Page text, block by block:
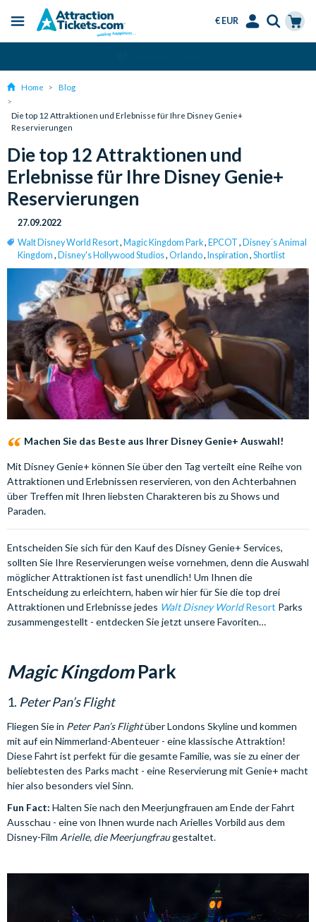
content
Menu
€ EUR
Home Blog
Die top 12 Attraktionen und Erlebnisse für Ihre Disney Genie+
Reservierungen
Die top 12 Attraktionen und
Erlebnisse für Ihre Disney Genie+
Reservierungen
27.09.2022
Walt Disney World Resort, Magic Kingdom Park, EPCOT , Disney´s Animal
Kingdom , Disney's Hollywood Studios, Orlando, Inspiration , Shortlist
Machen Sie das Beste aus Ihrer Disney Genie+ Auswahl!
Mit Disney Genie+ können Sie über den Tag verteilt eine Reihe von
Attraktionen und Erlebnissen reservieren, von den Achterbahnen
über Treffen mit Ihren liebsten Charakteren bis zu Shows und
Paraden.
Entscheiden Sie sich für den Kauf des Disney Genie+ Services,
sollten Sie Ihre Reservierungen weise vornehmen, denn die Auswahl
möglicher Attraktionen ist fast unendlich! Um Ihnen die
Entscheidung zu erleichtern, haben wir hier für Sie die top drei
Attraktionen und Erlebnisse jedes Walt Disney WorldResort Parks
zusammengestellt - entdecken Sie jetzt unsere Favoriten…
Magic KingdomPark
1. Peter Pan’s Flight
Fliegen Sie in Peter Pan’s Flightüber Londons Skyline und kommen
mit auf ein Nimmerland-Abenteuer - eine klassische Attraktion!
Diese Fahrt ist perfekt für die gesamte Familie, was sie zu einer der
beliebtesten des Parks macht - eine Reservierung mit Genie+ macht
hier also besonders viel Sinn.
Fun Fact: Halten Sie nach den Meerjungfrauen am Ende der Fahrt
Ausschau - eine von Ihnen wurde nach Arielles Vorbild aus dem
Disney-Film Arielle, die Meerjungfraugestaltet.